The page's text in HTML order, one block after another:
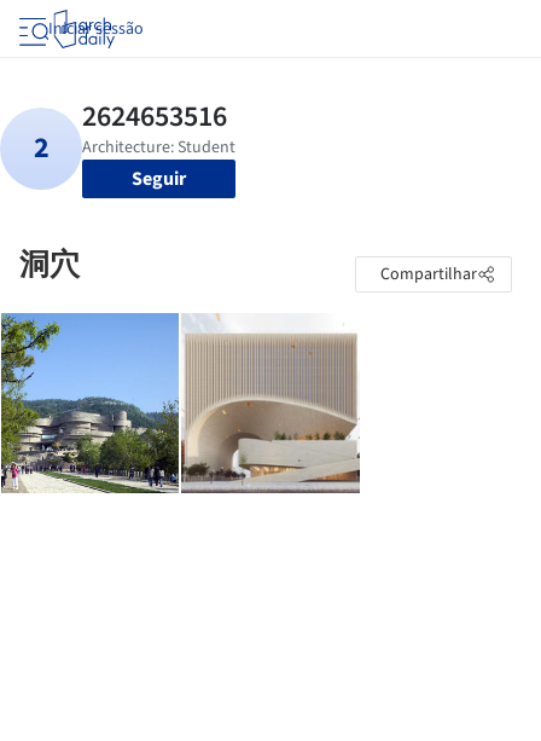
Iniciar sessão
Seguir
洞穴 Compartilhar